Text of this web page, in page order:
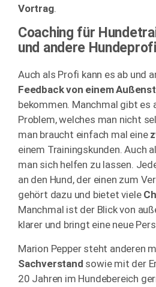
Vortrag.
Coaching für
und andere
Auch als Profi kann es ab und
Feedback von einem
bekommen. Manchmal gibt es
Problem, welches man nicht
man braucht einfach mal eine
einem Trainingskunden. Auch
man sich helfen zu lassen.
an den Hund, der einen zum
gehört dazu und bietet viele
Manchmal ist der Blick von
klarer und bringt eine neue
Marion Pepper steht anderen
Sachverstand sowie mit der
20 Jahren im Hundebereich